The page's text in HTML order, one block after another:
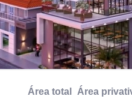
Área total Área